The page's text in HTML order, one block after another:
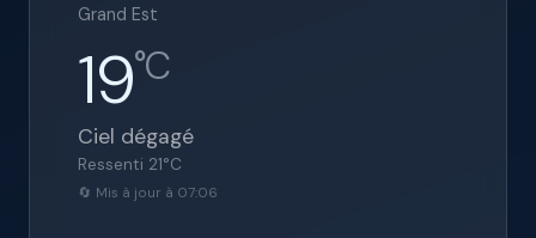
Grand Est
19°C
Ciel dégagé
Ressenti 21°C
🔄 Mis à jour à 07:06